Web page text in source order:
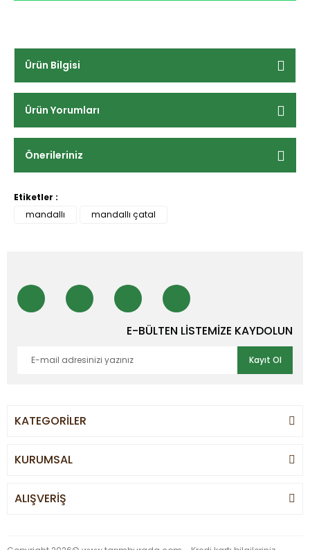
Ürün Bilgisi
Ürün Yorumları
Önerileriniz
Etiketler :
mandallı
mandallı çatal
E-BÜLTEN LİSTEMİZE KAYDOLUN
Kayıt Ol
KATEGORİLER
KURUMSAL
ALIŞVERİŞ